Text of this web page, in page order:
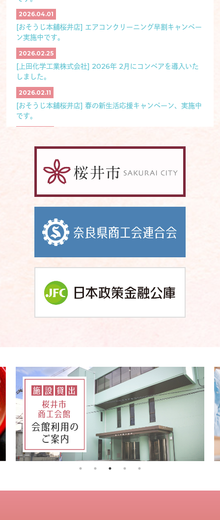
2026.04.16更新
お知らせ
地域内価値割合の書類ご提出のお願い
2026.04.02更新
補助金・助成金
支援事業補助金の応募が開始されまし
★終 了★■『旬の駅クロスウェイなか
2026.02.10更新
お知らせ
2025.12.15更新
セミナー・イベント
★終 了★■『商品ブランディングのた
らせ
セミナー・イベント
★終 了★■『人を惹きつける商品・サ
ービスの作り方セミナー』のお知らせ
2025.11.17更新
販路開拓・商談会
★終 了★■『奈良イチ押し商品大商談
会in東京2026』のご案内
2025.10.06更新
セミナー・イベント
★終 了★■『事業計画策定セミナー』
のご案内
2025.10.06更新
★終 了★■『事業承継セミナー』のご
2026.04.01
[おそうじ本舗桜井店] エアコンクリーニング早割キャンペー
ン実施中です。
2026.02.25
[上田化学工業株式会社] 2026年 2月にコンベアを導入いた
しました。
2026.02.11
[おそうじ本舗桜井店] 春の新生活応援キャンペーン、実施中
です。
[上田化学工業株式会社] 2026年 1月にチラーユニットを導
2025.11.05
[おそうじ本舗桜井店] 年越し大掃除キャンペーン実施中で
[おそうじ本舗桜井店] エアコンクリーニングまとめ割、キャ
ンペーン実施中！
2025.02.26
[桜井市事業承継地域ネットワーク （事務局代表：桜井市商
2024.10.28
[桜井市事業承継地域ネットワーク （事務局代表：桜井市商
工振興課、HP運用：桜井市…
2024.10.02
[上田化学工業株式会社] 2024年11月に金型温度調節器を導
入いたします。
2024.09.10
[桜井市事業承継地域ネットワーク （事務局代表：桜井市商
工振興課、HP運用：桜井市…